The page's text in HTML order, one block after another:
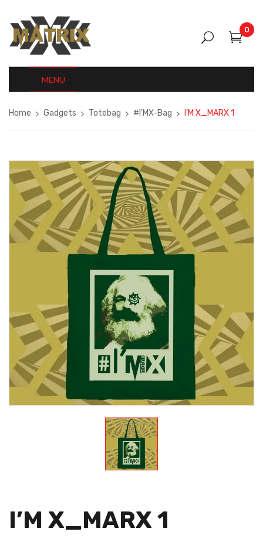
0
MENU
Home Gadgets Totebag #I'MX-Bag I’M X_MARX 1
I’M X_MARX 1